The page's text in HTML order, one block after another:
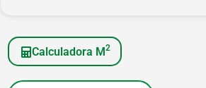
Calculadora M2